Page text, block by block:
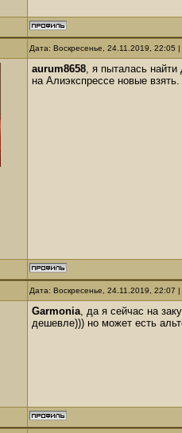
Дата: Воскресенье, 24.11.2019,
aurum8658, я пыталась
на Алиэкспрессе новые взять.
Дата: Воскресенье, 24.11.2019,
Garmonia, да я сейчас на
дешевле))) но может есть